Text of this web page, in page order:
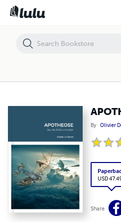
By Olivier
USD
Share
APOTHEOSE JDR